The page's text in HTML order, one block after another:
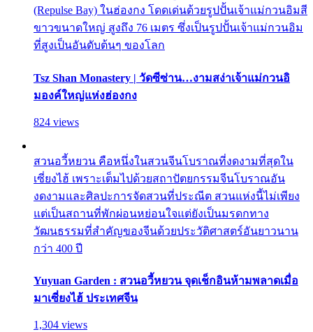
(Repulse Bay) ในฮ่องกง โดดเด่นด้วยรูปปั้นเจ้าแม่กวนอิมสี
ขาวขนาดใหญ่ สูงถึง 76 เมตร ซึ่งเป็นรูปปั้นเจ้าแม่กวนอิม
ที่สูงเป็นอันดับต้นๆ ของโลก
Tsz Shan Monastery | วัดซีซ่าน…งามสง่าเจ้าแม่กวนอิ
มองค์ใหญ่แห่งฮ่องกง
824 views
สวนอวี้หยวน คือหนึ่งในสวนจีนโบราณที่งดงามที่สุดใน
เซี่ยงไฮ้ เพราะเต็มไปด้วยสถาปัตยกรรมจีนโบราณอัน
งดงามและศิลปะการจัดสวนที่ประณีต สวนแห่งนี้ไม่เพียง
แต่เป็นสถานที่พักผ่อนหย่อนใจแต่ยังเป็นมรดกทาง
วัฒนธรรมที่สำคัญของจีนด้วยประวัติศาสตร์อันยาวนาน
กว่า 400 ปี
Yuyuan Garden : สวนอวี้หยวน จุดเช็กอินห้ามพลาดเมื่อ
มาเซี่ยงไฮ้ ประเทศจีน
1,304 views